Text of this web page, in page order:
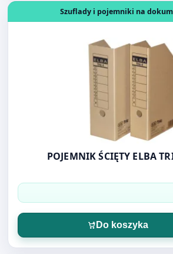
Otwórz produkt: POJEMNIK ŚCIĘTY
Szuflady i pojemniki na
POJEMNIK ŚCIĘTY ELBA
Do koszyka